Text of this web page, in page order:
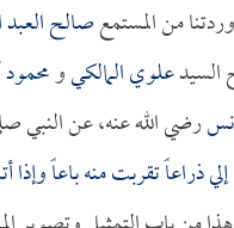
من المستمعصالح العبد
السيدعلوي المالكيو
رضي الله عنه، عن النبي
ذراعاً تقربت منه باعاً وإذا